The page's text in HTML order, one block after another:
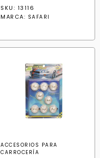
SKU: 13116
MARCA: SAFARI
ACCESORIOS PARA
CARROCERÍA